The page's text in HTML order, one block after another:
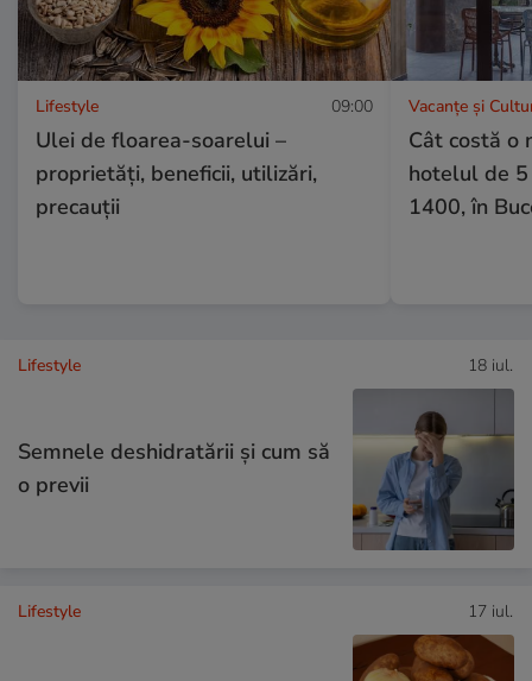
Lifestyle 09:00
Ulei de floarea-soarelui –
proprietăţi, beneficii, utilizări,
precauţii
Vacanțe și
Cât costă o
hotelul de
1400, în
Lifestyle 18 iul.
Semnele deshidratării și cum să
o previi
Lifestyle 17 iul.